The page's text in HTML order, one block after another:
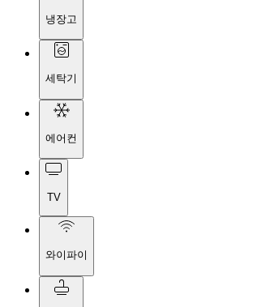
냉장고
세탁기
에어컨
TV
와이파이